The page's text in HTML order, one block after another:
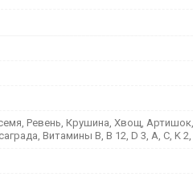
Ревень, Крушина, Хвощ,
Витамины B, B 12, D 3, A, C, K